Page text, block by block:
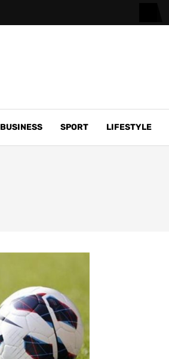
BUSINESS SPORT LIFESTYLE